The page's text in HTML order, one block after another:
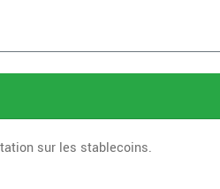
sur les stablecoins.